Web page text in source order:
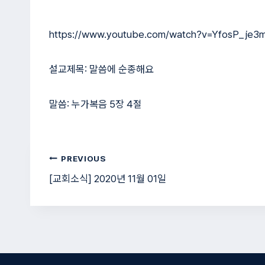
https://www.youtube.com/
설교제목: 말씀에 순종해요
말씀: 누가복음 5장 4절
글
탐
색
PREVIOUS
[교회소식] 2020년 11월 01일